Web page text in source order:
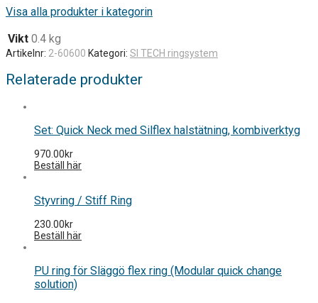
Visa alla produkter i kategorin
Vikt 0.4 kg
Artikelnr: 2-60600 Kategori: SI TECH ringsystem
Relaterade produkter
Set: Quick Neck med Silflex halstätning, kombiverktyg
970.00kr
Beställ här
Styvring / Stiff Ring
230.00kr
Beställ här
PU ring för Släggö flex ring (Modular quick change
solution)